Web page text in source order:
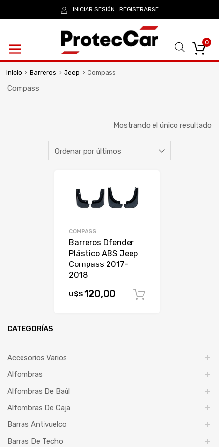
INICIAR SESIÓN REGISTRARSE
0
Inicio Barreros Jeep Compass
Compass
Mostrando el único resultado
COMPASS
Barreros Dfender
Plástico ABS Jeep
Compass 2017-
2018
U$S120,00
CATEGORÍAS
Accesorios Varios
Alfombras
Alfombras De Baúl
Alfombras De Caja
Barras Antivuelco
Barras De Techo